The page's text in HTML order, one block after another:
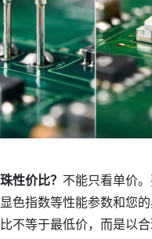
性价比？ 不能只看单价
色指数等性能参数和您
不等于最低价，而是以